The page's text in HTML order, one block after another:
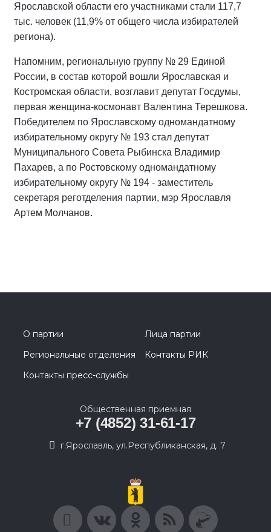
Ярославской области его участниками стали 117,7
тыс. человек (11,9% от общего числа избирателей
региона).
Напомним, региональную группу № 29 Единой
России, в состав которой вошли Ярославская и
Костромская области, возглавит депутат Госдумы,
первая женщина-космонавт Валентина Терешкова.
Победителем по Ярославскому одномандатному
избирательному округу № 193 стал депутат
Муниципального Совета Рыбинска Владимир
Пахарев, а по Ростовскому одномандатному
избирательному округу № 194 - заместитель
секретаря реготделения партии, мэр Ярославля
Артем Молчанов.
О партии
Лица партии
Региональные отделения
Контакты РИК
Контакты пресс-службы
Общественная приемная
+7 (4852) 31-61-17
г.Ярославль, ул.Республиканская, д. 7